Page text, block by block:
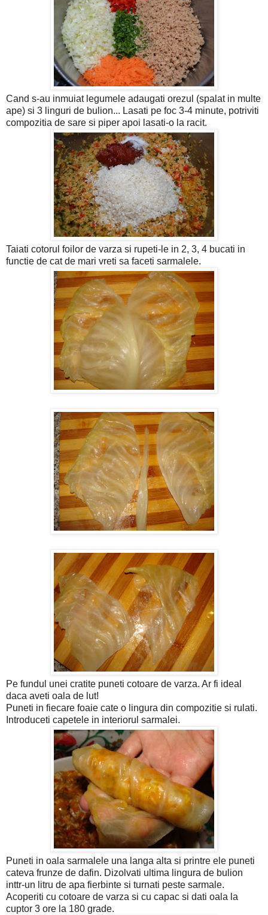
Cand s-au inmuiat legumele adaugati orezul (spalat in multe
ape) si 3 linguri de bulion... Lasati pe foc 3-4 minute, potriviti
compozitia de sare si piper apoi lasati-o la racit.
Taiati cotorul foilor de varza si rupeti-le in 2, 3, 4 bucati in
functie de cat de mari vreti sa faceti sarmalele.
Pe fundul unei cratite puneti cotoare de varza. Ar fi ideal
daca aveti oala de lut!
Puneti in fiecare foaie cate o lingura din compozitie si rulati.
Introduceti capetele in interiorul sarmalei.
Puneti in oala sarmalele una langa alta si printre ele puneti
cateva frunze de dafin. Dizolvati ultima lingura de bulion
inttr-un litru de apa fierbinte si turnati peste sarmale.
Acoperiti cu cotoare de varza si cu capac si dati oala la
cuptor 3 ore la 180 grade.